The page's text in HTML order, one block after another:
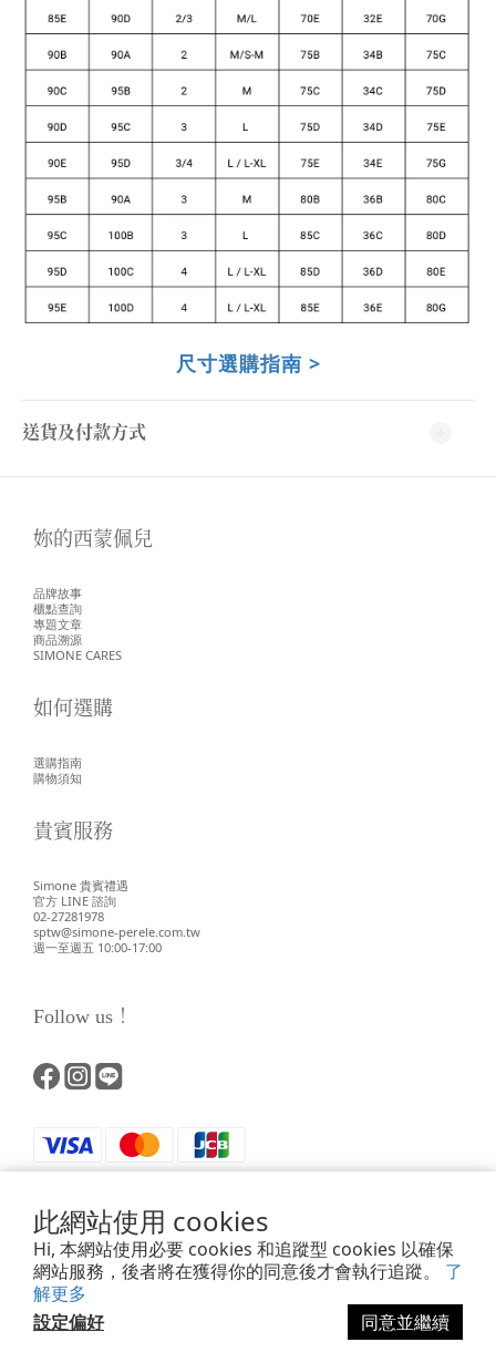
此網站使用 cookies
Hi, 本網站使用必要 cookies 和追蹤型 cookies 以確保
網站服務，後者將在獲得你的同意後才會執行追蹤。 了
解更多
設定偏好
同意並繼續
尺寸選購指南 >
送貨及付款方式
立即購買
妳的西蒙佩兒
品牌故事
櫃點查詢
專題文章
商品溯源
SIMONE CARES
如何選購
選購指南
購物須知
貴賓服務
Simone 貴賓禮遇
官方 LINE 諮詢
02-27281978
sptw@simone-perele.com.tw
週一至週五 10:00-17:00
Follow us！
Powered by SHOPLINE